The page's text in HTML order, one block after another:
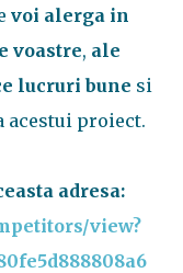
voi alerga in
voastre, ale
lucruri bune si
proiect.
adresa:
view?